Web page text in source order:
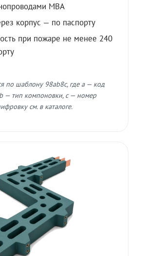
МВА
корпус — по паспорту
при пожаре не менее 240
по шаблону 98ab8c, где a — код
— тип компоновки, c — номер
см. в каталоге.